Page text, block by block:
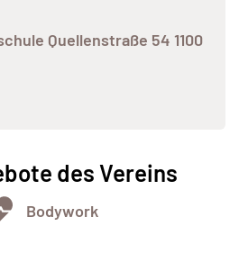
Quellenstraße 54 1100
des Vereins
Bodywork